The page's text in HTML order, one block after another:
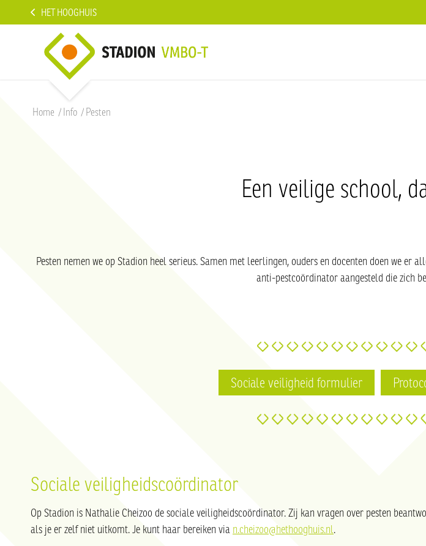
HET HOOGHUIS
Home /Info /Pesten
Een veilige school,
Pesten nemen we op Stadion heel serieus. Samen met leerlingen, ouders en docenten doen we
anti-pestcoördinator aangesteld die zich
Sociale veiligheid formulier
Sociale veiligheidscoördinator
Op Stadion is Nathalie Cheizoo de sociale veiligheidscoördinator. Zij kan vragen over pesten
als je er zelf niet uitkomt. Je kunt haar bereiken via n.cheizoo@hethooghuis.nl.